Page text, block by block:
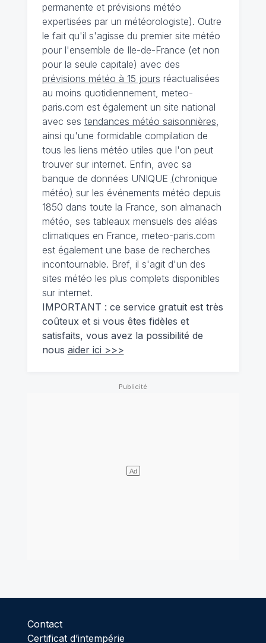
permanente et prévisions météo
expertisées par un météorologiste). Outre
le fait qu'il s'agisse du premier site météo
pour l'ensemble de Ile-de-France (et non
pour la seule capitale) avec des
prévisions météo à 15 jours réactualisées
au moins quotidiennement, meteo-
paris.com est également un site national
avec ses tendances météo saisonnières,
ainsi qu'une formidable compilation de
tous les liens météo utiles que l'on peut
trouver sur internet. Enfin, avec sa
banque de données UNIQUE (chronique
météo) sur les événements météo depuis
1850 dans toute la France, son almanach
météo, ses tableaux mensuels des aléas
climatiques en France, meteo-paris.com
est également une base de recherches
incontournable. Bref, il s'agit d'un des
sites météo les plus complets disponibles
sur internet.
IMPORTANT : ce service gratuit est très
coûteux et si vous êtes fidèles et
satisfaits, vous avez la possibilité de
nous aider ici >>>
Contact
Certificat d’intempérie